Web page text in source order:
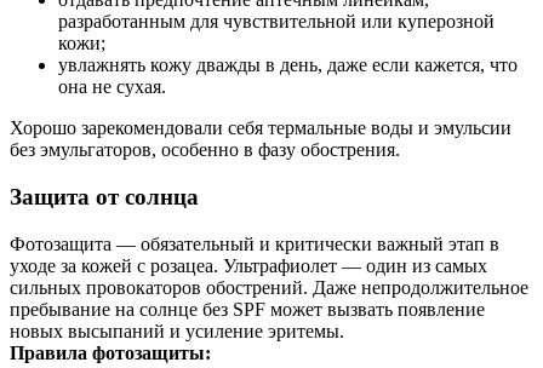
разработанным для чувствительной или куперозной
кожи;
увлажнять кожу дважды в день, даже если кажется, что
она не сухая.
Хорошо зарекомендовали себя термальные воды и эмульсии
без эмульгаторов, особенно в фазу обострения.
Защита от солнца
Фотозащита — обязательный и критически важный этап в
уходе за кожей с розацеа. Ультрафиолет — один из самых
сильных провокаторов обострений. Даже непродолжительное
пребывание на солнце без SPF может вызвать появление
новых высыпаний и усиление эритемы.
Правила фотозащиты: